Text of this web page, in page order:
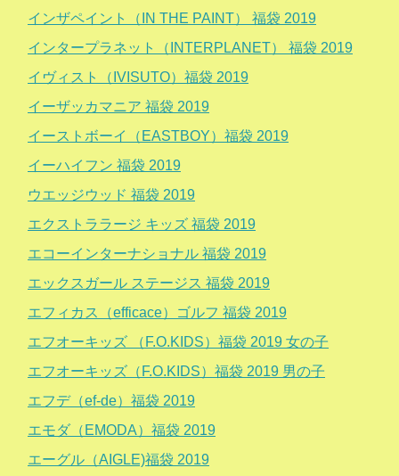
インザペイント（IN THE PAINT） 福袋 2019
インタープラネット（INTERPLANET） 福袋 2019
イヴィスト（IVISUTO）福袋 2019
イーザッカマニア 福袋 2019
イーストボーイ（EASTBOY）福袋 2019
イーハイフン 福袋 2019
ウエッジウッド 福袋 2019
エクストララージ キッズ 福袋 2019
エコーインターナショナル 福袋 2019
エックスガール ステージス 福袋 2019
エフィカス（efficace）ゴルフ 福袋 2019
エフオーキッズ （F.O.KIDS）福袋 2019 女の子
エフオーキッズ（F.O.KIDS）福袋 2019 男の子
エフデ（ef-de）福袋 2019
エモダ（EMODA）福袋 2019
エーグル（AIGLE)福袋 2019